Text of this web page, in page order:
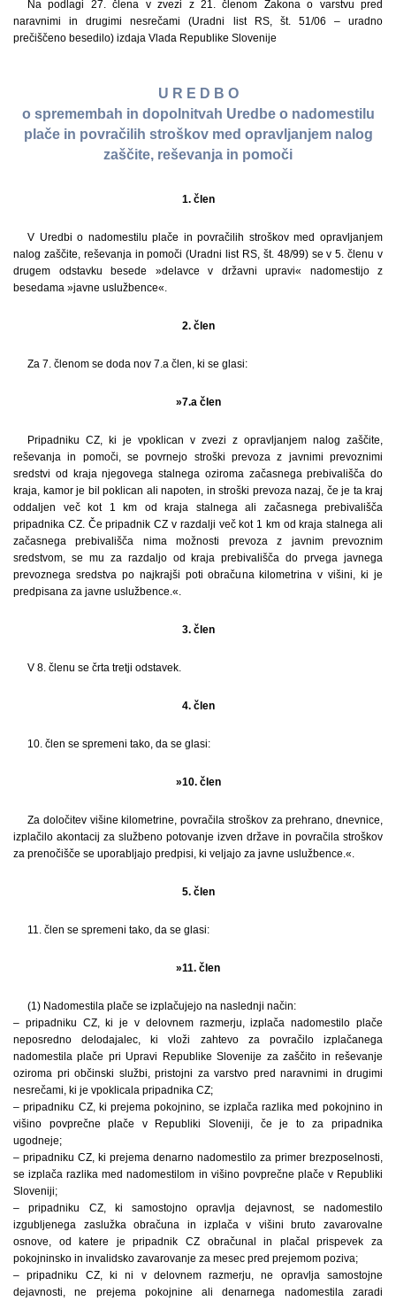
Na podlagi 27. člena v zvezi z 21. členom Zakona o varstvu pred
naravnimi in drugimi nesrečami (Uradni list RS, št. 51/06 – uradno
prečiščeno besedilo) izdaja Vlada Republike Slovenije
U R E D B O
o spremembah in dopolnitvah Uredbe o nadomestilu
plače in povračilih stroškov med opravljanjem nalog
zaščite, reševanja in pomoči
1. člen
V Uredbi o nadomestilu plače in povračilih stroškov med opravljanjem
nalog zaščite, reševanja in pomoči (Uradni list RS, št. 48/99) se v 5. členu v
drugem odstavku besede »delavce v državni upravi« nadomestijo z
besedama »javne uslužbence«.
2. člen
Za 7. členom se doda nov 7.a člen, ki se glasi:
»7.a člen
Pripadniku CZ, ki je vpoklican v zvezi z opravljanjem nalog zaščite,
reševanja in pomoči, se povrnejo stroški prevoza z javnimi prevoznimi
sredstvi od kraja njegovega stalnega oziroma začasnega prebivališča do
kraja, kamor je bil poklican ali napoten, in stroški prevoza nazaj, če je ta kraj
oddaljen več kot 1 km od kraja stalnega ali začasnega prebivališča
pripadnika CZ. Če pripadnik CZ v razdalji več kot 1 km od kraja stalnega ali
začasnega prebivališča nima možnosti prevoza z javnim prevoznim
sredstvom, se mu za razdaljo od kraja prebivališča do prvega javnega
prevoznega sredstva po najkrajši poti obračuna kilometrina v višini, ki je
predpisana za javne uslužbence.«.
3. člen
V 8. členu se črta tretji odstavek.
4. člen
10. člen se spremeni tako, da se glasi:
»10. člen
Za določitev višine kilometrine, povračila stroškov za prehrano, dnevnice,
izplačilo akontacij za službeno potovanje izven države in povračila stroškov
za prenočišče se uporabljajo predpisi, ki veljajo za javne uslužbence.«.
5. člen
11. člen se spremeni tako, da se glasi:
»11. člen
(1) Nadomestila plače se izplačujejo na naslednji način:
– pripadniku CZ, ki je v delovnem razmerju, izplača nadomestilo plače
neposredno delodajalec, ki vloži zahtevo za povračilo izplačanega
nadomestila plače pri Upravi Republike Slovenije za zaščito in reševanje
oziroma pri občinski službi, pristojni za varstvo pred naravnimi in drugimi
nesrečami, ki je vpoklicala pripadnika CZ;
– pripadniku CZ, ki prejema pokojnino, se izplača razlika med pokojnino in
višino povprečne plače v Republiki Sloveniji, če je to za pripadnika
ugodneje;
– pripadniku CZ, ki prejema denarno nadomestilo za primer brezposelnosti,
se izplača razlika med nadomestilom in višino povprečne plače v Republiki
Sloveniji;
– pripadniku CZ, ki samostojno opravlja dejavnost, se nadomestilo
izgubljenega zaslužka obračuna in izplača v višini bruto zavarovalne
osnove, od katere je pripadnik CZ obračunal in plačal prispevek za
pokojninsko in invalidsko zavarovanje za mesec pred prejemom poziva;
– pripadniku CZ, ki ni v delovnem razmerju, ne opravlja samostojne
dejavnosti, ne prejema pokojnine ali denarnega nadomestila zaradi